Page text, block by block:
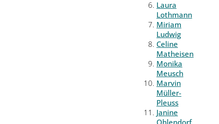
Laura
Lothmann
Miriam
Ludwig
Celine
Matheisen
Monika
Meusch
Marvin
Müller-
Pleuss
Janine
Ohlendorf